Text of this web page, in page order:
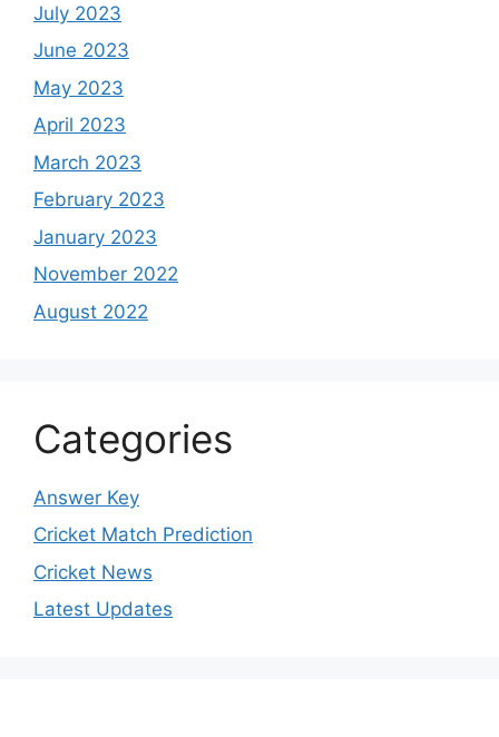
July 2023
June 2023
May 2023
April 2023
March 2023
February 2023
January 2023
November 2022
August 2022
Categories
Answer Key
Cricket Match Prediction
Cricket News
Latest Updates